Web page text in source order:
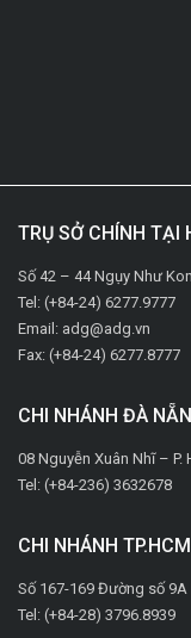
TRỤ SỞ CHÍNH TẠI
Số 42 – 44 Ngụy Như
Tel: (+84-24) 6277.9777
Email: adg@adg.vn
Fax: (+84-24) 6277.8777
CHI NHÁNH ĐÀ
08 Nguyễn Xuân Nhĩ –
Tel: (+84-236) 3632678
CHI NHÁNH TP.HCM
Số 167-169 Đường số 9A
Tel: (+84-28) 3796.8939